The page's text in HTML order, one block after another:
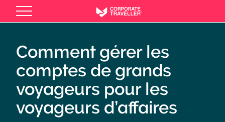
Comment gérer les
comptes de grands
voyageurs pour les
voyageurs d’affaires